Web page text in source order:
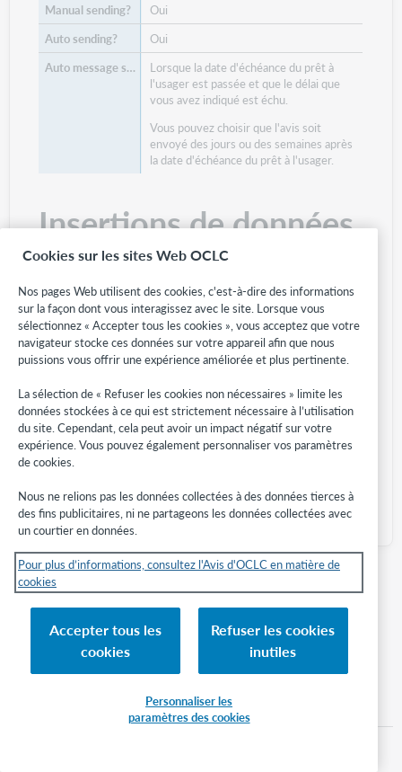
Oui
Oui
Lorsque la date d'échéance du prêt à
l'usager est passée et que le délai que
vous avez indiqué est échu.
Vous pouvez choisir que l'avis soit
envoyé des jours ou des semaines après
la date d'échéance du prêt à l'usager.
Insertions de données
dans les avis
Les Insertions de données sont des informations tirées de
la demande. Par exemple, si vous insérez ${Title!} et
${RequestId!} dans le corps du message, le titre et l'ID de
la demande seront insérés dans le message. Le tableau ci-
les avis par courriel.
Insertions de données dans les avis - Tableau
Retour haut de page
Carnet d’adresses
Cookies sur les sites Web OCLC
Nos pages Web utilisent des cookies, c'est-à-dire des informations
sur la façon dont vous interagissez avec le site. Lorsque vous
sélectionnez « Accepter tous les cookies », vous acceptez que votre
navigateur stocke ces données sur votre appareil afin que nous
puissions vous offrir une expérience améliorée et plus pertinente.
La sélection de « Refuser les cookies non nécessaires » limite les
données stockées à ce qui est strictement nécessaire à l’utilisation
du site. Cependant, cela peut avoir un impact négatif sur votre
expérience. Vous pouvez également personnaliser vos paramètres
de cookies.
Nous ne relions pas les données collectées à des données tierces à
des fins publicitaires, ni ne partageons les données collectées avec
un courtier en données.
Pour plus d’informations, consultez l'Avis d'OCLC en matière de
cookies
Accepter tous les
cookies
Refuser les cookies
inutiles
Personnaliser les
paramètres des cookies